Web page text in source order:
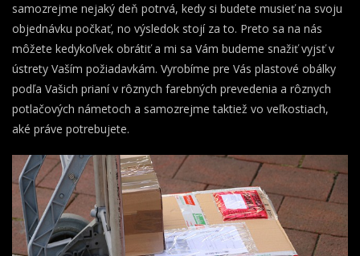
samozrejme nejaký deň potrvá, kedy si budete musieť na svoju
objednávku počkať, no výsledok stojí za to. Preto sa na nás
môžete kedykoľvek obrátiť a mi sa Vám budeme snažiť vyjsť v
ústrety Vaším požiadavkám. Vyrobíme pre Vás plastové obálky
podľa Vašich prianí v rôznych farebných prevedenia a rôznych
potlačových námetoch a samozrejme taktiež vo veľkostiach,
aké práve potrebujete.